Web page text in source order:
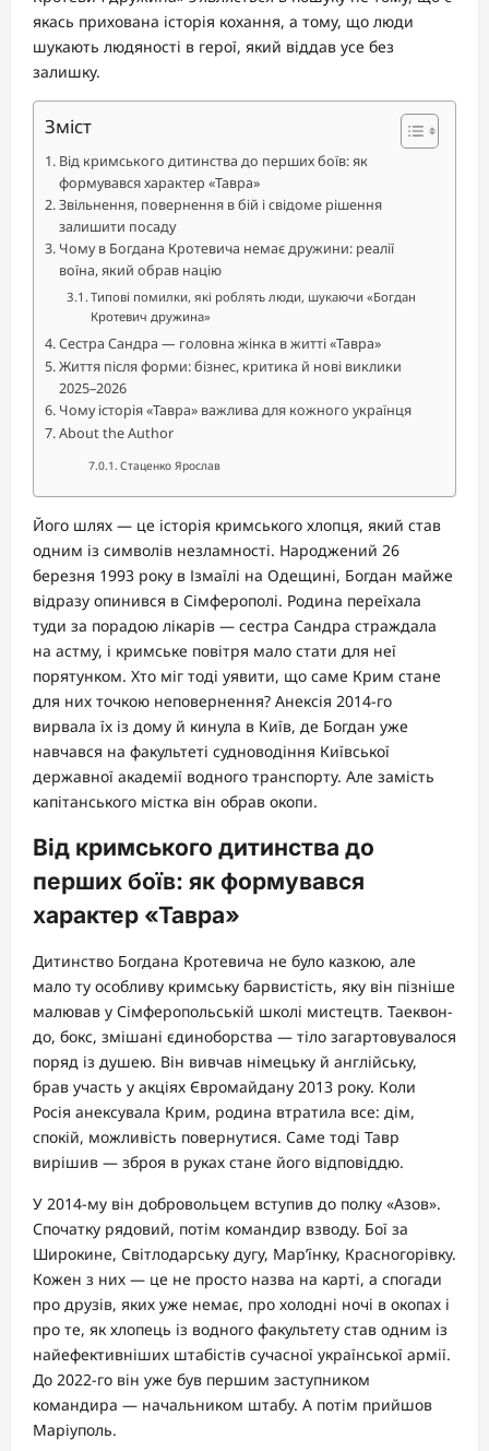
якась прихована історія кохання, а тому, що люди
шукають людяності в герої, який віддав усе без
залишку.
Зміст
Від кримського дитинства до перших боїв: як
формувався характер «Тавра»
Звільнення, повернення в бій і свідоме рішення
залишити посаду
Чому в Богдана Кротевича немає дружини: реалії
воїна, який обрав націю
Типові помилки, які роблять люди, шукаючи «Богдан
Кротевич дружина»
Сестра Сандра — головна жінка в житті «Тавра»
Життя після форми: бізнес, критика й нові виклики
2025–2026
Чому історія «Тавра» важлива для кожного українця
About the Author
Стаценко Ярослав
Його шлях — це історія кримського хлопця, який став
одним із символів незламності. Народжений 26
березня 1993 року в Ізмаїлі на Одещині, Богдан майже
відразу опинився в Сімферополі. Родина переїхала
туди за порадою лікарів — сестра Сандра страждала
на астму, і кримське повітря мало стати для неї
порятунком. Хто міг тоді уявити, що саме Крим стане
для них точкою неповернення? Анексія 2014-го
вирвала їх із дому й кинула в Київ, де Богдан уже
навчався на факультеті судноводіння Київської
державної академії водного транспорту. Але замість
капітанського містка він обрав окопи.
Від кримського дитинства до
перших боїв: як формувався
характер «Тавра»
Дитинство Богдана Кротевича не було казкою, але
мало ту особливу кримську барвистість, яку він пізніше
малював у Сімферопольській школі мистецтв. Таеквон-
до, бокс, змішані єдиноборства — тіло загартовувалося
поряд із душею. Він вивчав німецьку й англійську,
брав участь у акціях Євромайдану 2013 року. Коли
Росія анексувала Крим, родина втратила все: дім,
спокій, можливість повернутися. Саме тоді Тавр
вирішив — зброя в руках стане його відповіддю.
У 2014-му він добровольцем вступив до полку «Азов».
Спочатку рядовий, потім командир взводу. Бої за
Широкине, Світлодарську дугу, Мар’їнку, Красногорівку.
Кожен з них — це не просто назва на карті, а спогади
про друзів, яких уже немає, про холодні ночі в окопах і
про те, як хлопець із водного факультету став одним із
найефективніших штабістів сучасної української армії.
До 2022-го він уже був першим заступником
командира — начальником штабу. А потім прийшов
Маріуполь.